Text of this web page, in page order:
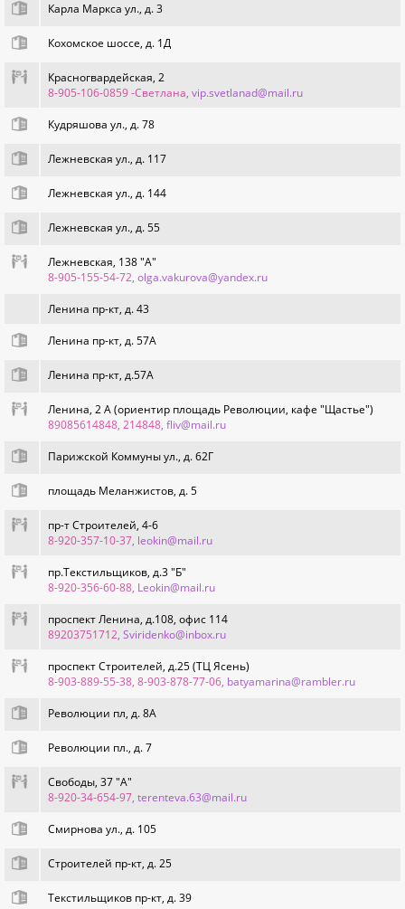
Карла Маркса ул., д. 3
Кохомское шоссе, д. 1Д
Красногвардейская, 2
8-905-106-0859 -Светлана, vip.svetlanad@mail.ru
Кудряшова ул., д. 78
Лежневская ул., д. 117
Лежневская ул., д. 144
Лежневская ул., д. 55
Лежневская, 138 "А"
8-905-155-54-72, olga.vakurova@yandex.ru
Ленина пр-кт, д. 43
Ленина пр-кт, д. 57А
Ленина пр-кт, д.57А
Ленина, 2 А (ориентир площадь Революции, кафе "Щастье")
89085614848, 214848, fliv@mail.ru
Парижской Коммуны ул., д. 62Г
площадь Меланжистов, д. 5
пр-т Строителей, 4-6
8-920-357-10-37, leokin@mail.ru
пр.Текстильщиков, д.3 "Б"
8-920-356-60-88, Leokin@mail.ru
проспект Ленина, д.108, офис 114
89203751712, Sviridenko@inbox.ru
проспект Строителей, д.25 (ТЦ Ясень)
8-903-889-55-38, 8-903-878-77-06, batyamarina@rambler.ru
Революции пл, д. 8А
Революции пл., д. 7
Свободы, 37 "А"
8-920-34-654-97, terenteva.63@mail.ru
Смирнова ул., д. 105
Строителей пр-кт, д. 25
Текстильщиков пр-кт, д. 39